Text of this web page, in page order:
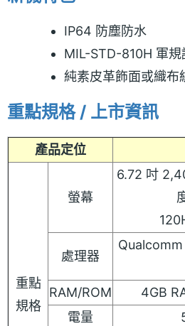
IP64 防塵防水
MIL-STD-810H 軍規
純素皮革飾面或織布
重點規格 / 上市資訊
產品定位
重點
規格
螢幕
6.72 吋
處理器
RAM/ROM
4GB
電量